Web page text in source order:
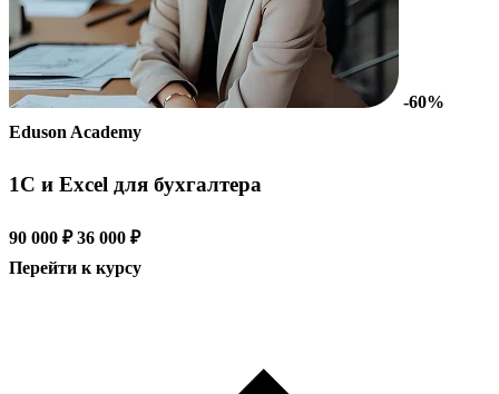
-60%
Eduson Academy
1С и Excel для бухгалтера
90 000 ₽ 36 000 ₽
Перейти к курсу